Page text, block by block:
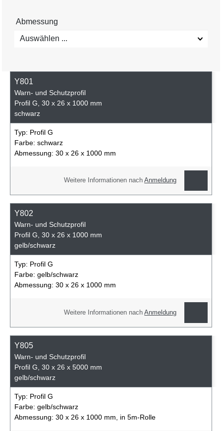
Abmessung
Auswählen ...
Y801
Warn- und Schutzprofil
Profil G, 30 x 26 x 1000 mm
schwarz
Typ: Profil G
Farbe: schwarz
Abmessung: 30 x 26 x 1000 mm
Weitere Informationen nachAnmeldung
Y802
Warn- und Schutzprofil
Profil G, 30 x 26 x 1000 mm
gelb/schwarz
Typ: Profil G
Farbe: gelb/schwarz
Abmessung: 30 x 26 x 1000 mm
Weitere Informationen nachAnmeldung
Y805
Warn- und Schutzprofil
Profil G, 30 x 26 x 5000 mm
gelb/schwarz
Typ: Profil G
Farbe: gelb/schwarz
Abmessung: 30 x 26 x 1000 mm, in 5m-Rolle